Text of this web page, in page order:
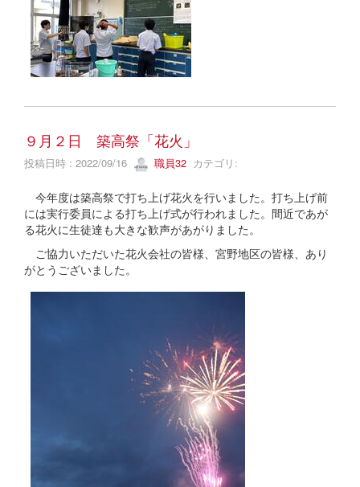
９月２日 築高祭「花火」
投稿日時 : 2022/09/16 職員32 カテゴリ:
今年度は築高祭で打ち上げ花火を行いました。打ち上げ前
には実行委員による打ち上げ式が行われました。間近であが
る花火に生徒達も大きな歓声があがりました。
ご協力いただいた花火会社の皆様、宮野地区の皆様、あり
がとうございました。